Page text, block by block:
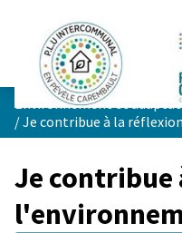
/Je contribue à la
Je contribue